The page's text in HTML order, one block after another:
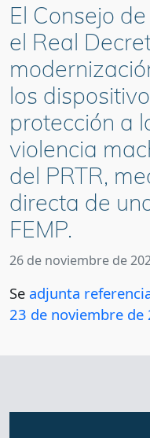
El Consejo
el Real
los
protección a
violencia
del PRTR,
directa de
FEMP.
26 de noviembre de
Se adjunta
23 de noviembre de